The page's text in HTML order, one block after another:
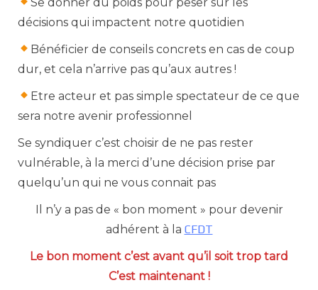
décisions qui impactent notre quotidien
Bénéficier de conseils concrets en cas de coup
dur, et cela n’arrive pas qu’aux autres !
Etre acteur et pas simple spectateur de ce que
sera notre avenir professionnel
Se syndiquer c’est choisir de ne pas rester
vulnérable, à la merci d’une décision prise par
quelqu’un qui ne vous connait pas
Il n’y a pas de « bon moment » pour devenir
adhérent à la CFDT
Le bon moment c’est avant qu’il soit trop tard
C’est maintenant !